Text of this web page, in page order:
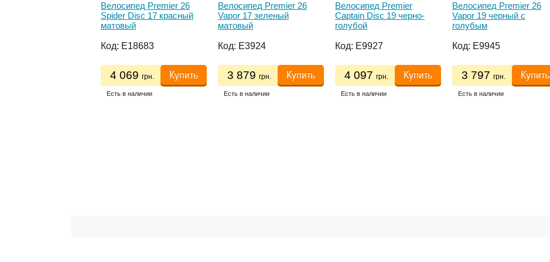
Велосипед Premier 26
Spider Disc 17 красный
матовый
Код: E18683
4 069 грн. Купить
Есть в наличии
Велосипед Premier 26
Vapor 17 зеленый
матовый
Код: E3924
3 879 грн. Купить
Есть в наличии
Велосипед Premier
Captain Disc 19 черно-
голубой
Код: E9927
4 097 грн. Купить
Есть в наличии
Велосипед Premier 26
Vapor 19 черный с
голубым
Код: E9945
3 797 грн. Купить
Есть в наличии